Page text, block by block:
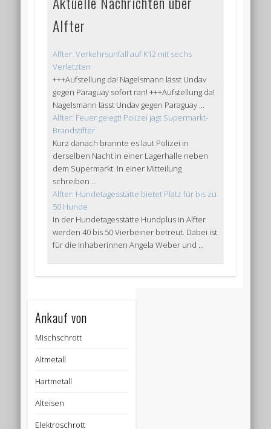
Alfter
Alfter: Verkehrsunfall auf K12 mit sechs
Verletzten
+++Aufstellung da! Nagelsmann lässt Undav
gegen Paraguay sofort ran! +++Aufstellung da!
Nagelsmann lässt Undav gegen Paraguay ...
Alfter: Feuer gelegt! Polizei jagt Supermarkt-
Brandstifter
Kurz danach brannte es laut Polizei in
derselben Nacht in einer Lagerhalle neben
dem Supermarkt. In einer Mitteilung
schreiben ...
Alfter: Hundetagesstätte bietet Platz für bis zu
50 Hunde
In der Hundetagesstätte Hundplus in Alfter
werden 40 bis 50 Vierbeiner betreut. Dabei ist
für die Inhaberinnen Angela Weber und ...
Ankauf von
Mischschrott
Altmetall
Hartmetall
Alteisen
Elektroschrott